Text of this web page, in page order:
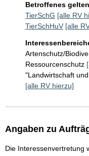
Betroffenes
TierSchG [alle RV
TierSchHuV [alle
Artenschutz/
Ressourcenschutz
"Landwirtschaft
[alle RV hierzu]
Angaben zu
Die Interessenvertretung